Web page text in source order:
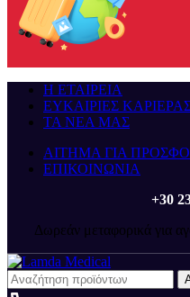
Η ΕΤΑΙΡΕΙΑ
ΕΥΚΑΙΡΙΕΣ
ΤΑ ΝΕΑ ΜΑΣ
ΑΙΤΗΜΑ ΓΙΑ
ΕΠΙΚΟΙΝΩΝΙΑ
+30
Δωρεάν μεταφορικά για